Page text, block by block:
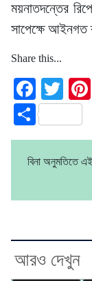
ময়নাতদন্তের
সাপেক্ষে আইনগত
Share this...
Share
বিনা অনুমতিতে
আরও দেখুন